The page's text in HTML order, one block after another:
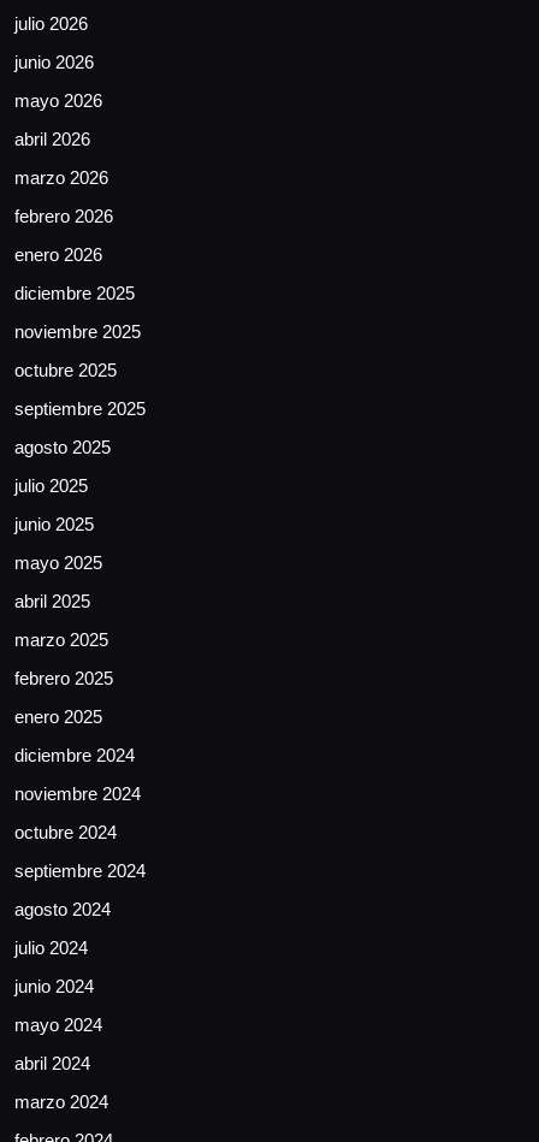
julio 2026
junio 2026
mayo 2026
abril 2026
marzo 2026
febrero 2026
enero 2026
diciembre 2025
noviembre 2025
octubre 2025
septiembre 2025
agosto 2025
julio 2025
junio 2025
mayo 2025
abril 2025
marzo 2025
febrero 2025
enero 2025
diciembre 2024
noviembre 2024
octubre 2024
septiembre 2024
agosto 2024
julio 2024
junio 2024
mayo 2024
abril 2024
marzo 2024